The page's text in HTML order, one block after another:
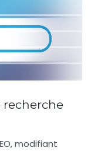
recherche
, modifiant